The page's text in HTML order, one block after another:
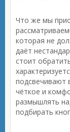
Что же мы
которая не
даёт
стоит
подсвечивают
чёткое и
размышлять
подбирать